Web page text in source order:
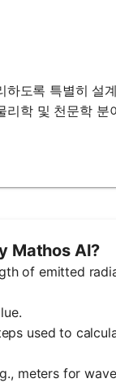
도록 특별히 설
학 및 천문학 분
Mathos AI?
of emitted
used to
meters for